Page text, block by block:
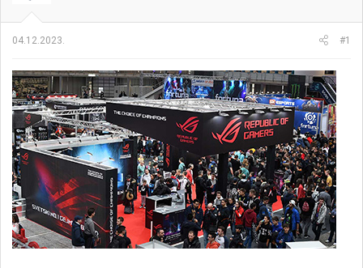
i
k
m
e
o
k
t
a
n
j
a
04.12.2023. #1